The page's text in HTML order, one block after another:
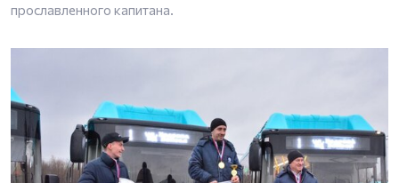
прославленного капитана.